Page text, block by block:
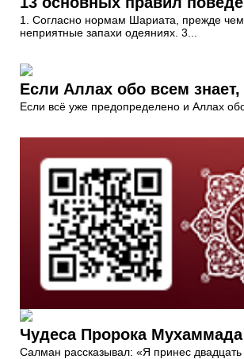
1. Согласно нормам Шариата, прежде чем
неприятные запахи одеяниях. 3...
Если Аллах обо всем
Если всё уже предопределено и Аллах
Чудеса Пророка
Салман рассказывал: «Я принес